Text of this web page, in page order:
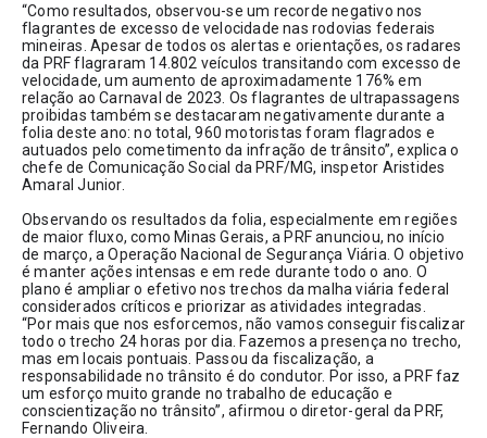
“Como resultados, observou-se um recorde negativo nos
flagrantes de excesso de velocidade nas rodovias federais
mineiras. Apesar de todos os alertas e orientações, os radares
da PRF flagraram 14.802 veículos transitando com excesso de
velocidade, um aumento de aproximadamente 176% em
relação ao Carnaval de 2023. Os flagrantes de ultrapassagens
proibidas também se destacaram negativamente durante a
folia deste ano: no total, 960 motoristas foram flagrados e
autuados pelo cometimento da infração de trânsito”, explica o
chefe de Comunicação Social da PRF/MG, inspetor Aristides
Amaral Junior.
Observando os resultados da folia, especialmente em regiões
de maior fluxo, como Minas Gerais, a PRF anunciou, no início
de março, a Operação Nacional de Segurança Viária. O objetivo
é manter ações intensas e em rede durante todo o ano. O
plano é ampliar o efetivo nos trechos da malha viária federal
considerados críticos e priorizar as atividades integradas.
“Por mais que nos esforcemos, não vamos conseguir fiscalizar
todo o trecho 24 horas por dia. Fazemos a presença no trecho,
mas em locais pontuais. Passou da fiscalização, a
responsabilidade no trânsito é do condutor. Por isso, a PRF faz
um esforço muito grande no trabalho de educação e
conscientização no trânsito”, afirmou o diretor-geral da PRF,
Fernando Oliveira.